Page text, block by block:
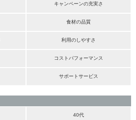
キャンペーンの充実さ
食材の品質
利用のしやすさ
コストパフォーマンス
サポートサービス
40代